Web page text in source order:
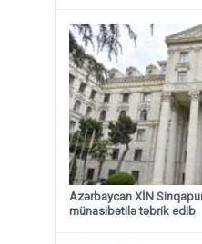
Azərbaycan XİN
münasibətilə təbrik edib